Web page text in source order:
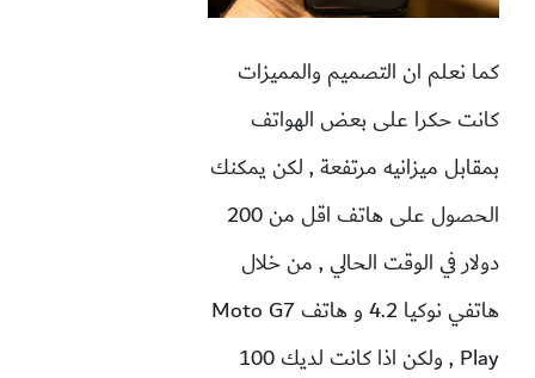
كما نعلم ان التصميم والمميزات
كانت حكرا على بعض الهواتف
بمقابل ميزانيه مرتفعة , لكن يمكنك
الحصول على هاتف اقل من 200
دولار في الوقت الحالي , من خلال
هاتفي نوكيا 4.2 و هاتف Moto G7
Play
, ولكن اذا كانت لديك 100